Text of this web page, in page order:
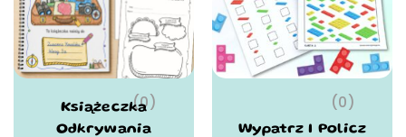
(0)
Książeczka
Odkrywania
(0)
Wypatrz I Policz